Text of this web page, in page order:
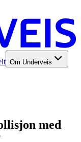
Om Underveis
med